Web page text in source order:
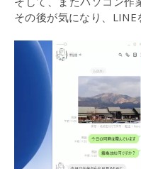
その後が気になり、LINE